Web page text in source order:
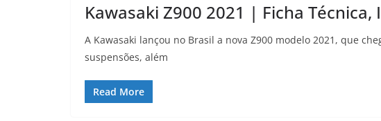
Kawasaki Z900 2021 | Ficha Técnica,
A Kawasaki lançou no Brasil a nova Z900 modelo 2021, que
suspensões, além
Read More